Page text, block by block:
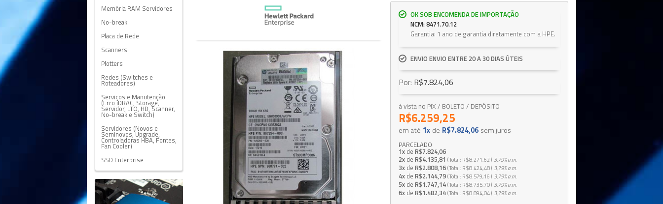
Memória RAM Servidores
No-break
Placa de Rede
Scanners
Plotters
Redes (Switches e
Roteadores)
Serviços e Manutenção
(Erro iDRAC, Storage,
Servidor, LTO, HD, Scanner,
No-break e Switch)
Servidores (Novos e
Seminovos, Upgrade,
Controladoras HBA, Fontes,
Fan Cooler)
SSD Enterprise
OK SOB ENCOMENDA DE IMPORTAÇÃO
NCM: 8471.70.12
Garantia: 1 ano de garantia diretamente com a HPE.
ENVIO ENVIO ENTRE 20 A 30 DIAS ÚTEIS
Por: R$7.824,06
à vista no PIX / BOLETO / DEPÓSITO
R$6.259,25
em até 1x de R$7.824,06 sem juros
PARCELADO
1x de R$7.824,06
2x de R$4.135,81 Total R$8.271,62 3,79%a.m.
3x de R$2.808,16 Total R$8.424,48 3,79%a.m.
4x de R$2.144,79 Total R$8.579,16 3,79%a.m.
5x de R$1.747,14 Total R$8.735,70 3,79%a.m.
6x de R$1.482,34 Total R$8.894,04 3,79%a.m.